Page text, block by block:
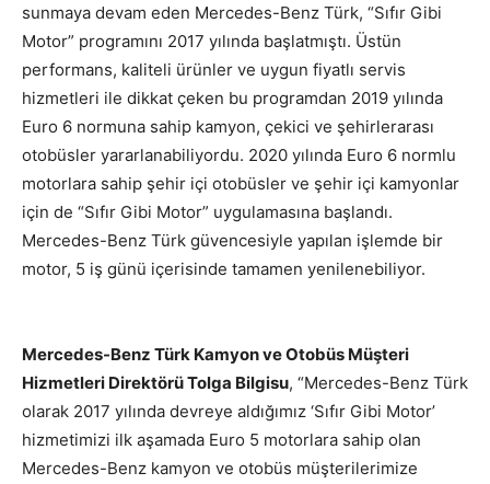
sunmaya devam eden Mercedes-Benz Türk, “Sıfır Gibi
Motor” programını 2017 yılında başlatmıştı. Üstün
performans, kaliteli ürünler ve uygun fiyatlı servis
hizmetleri ile dikkat çeken bu programdan 2019 yılında
Euro 6 normuna sahip kamyon, çekici ve şehirlerarası
otobüsler yararlanabiliyordu. 2020 yılında Euro 6 normlu
motorlara sahip şehir içi otobüsler ve şehir içi kamyonlar
için de “Sıfır Gibi Motor” uygulamasına başlandı.
Mercedes-Benz Türk güvencesiyle yapılan işlemde bir
motor, 5 iş günü içerisinde tamamen yenilenebiliyor.
Mercedes-Benz Türk Kamyon ve Otobüs Müşteri
Hizmetleri Direktörü Tolga Bilgisu, “Mercedes-Benz Türk
olarak 2017 yılında devreye aldığımız ‘Sıfır Gibi Motor’
hizmetimizi ilk aşamada Euro 5 motorlara sahip olan
Mercedes-Benz kamyon ve otobüs müşterilerimize